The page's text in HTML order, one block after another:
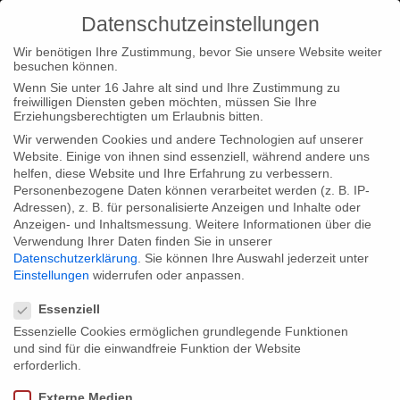
Home Type|News
“The Kleist File” in the Goethe Institute
Tokyo
“The Kleist File” in the Goethe Institute
Tokyo
On the occasion of the 200th anniversary of Kleist’s death our
film “The Kleist File” will be screened in the Goethe Institute
Datenschutzeinstellungen
Wir benötigen Ihre Zustimmung, bevor Sie unsere Website weiter
besuchen können.
Wenn Sie unter 16 Jahre alt sind und Ihre Zustimmung zu
freiwilligen Diensten geben möchten, müssen Sie Ihre
Erziehungsberechtigten um Erlaubnis bitten.
Wir verwenden Cookies und andere Technologien auf unserer
Website. Einige von ihnen sind essenziell, während andere uns
helfen, diese Website und Ihre Erfahrung zu verbessern.
Personenbezogene Daten können verarbeitet werden (z. B. IP-
Adressen), z. B. für personalisierte Anzeigen und Inhalte oder
Anzeigen- und Inhaltsmessung. Weitere Informationen über die
Verwendung Ihrer Daten finden Sie in unserer
Datenschutzerklärung
Sie können Ihre Auswahl jederzeit unter
Einstellungen widerrufen oder anpassen.
Essenziell
Essenzielle Cookies ermöglichen grundlegende Funktionen
und sind für die einwandfreie Funktion der Website
erforderlich.